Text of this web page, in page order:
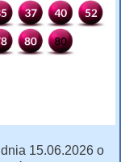
15.06.2026 o